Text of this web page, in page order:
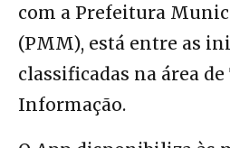
com a Prefeitura
(PMM), está entre as
classificadas na área
Informação.